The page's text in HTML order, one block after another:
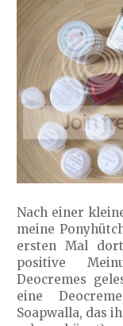
Nach einer
meine
ersten Mal
positive
Deocremes
eine
Soapwalla, das